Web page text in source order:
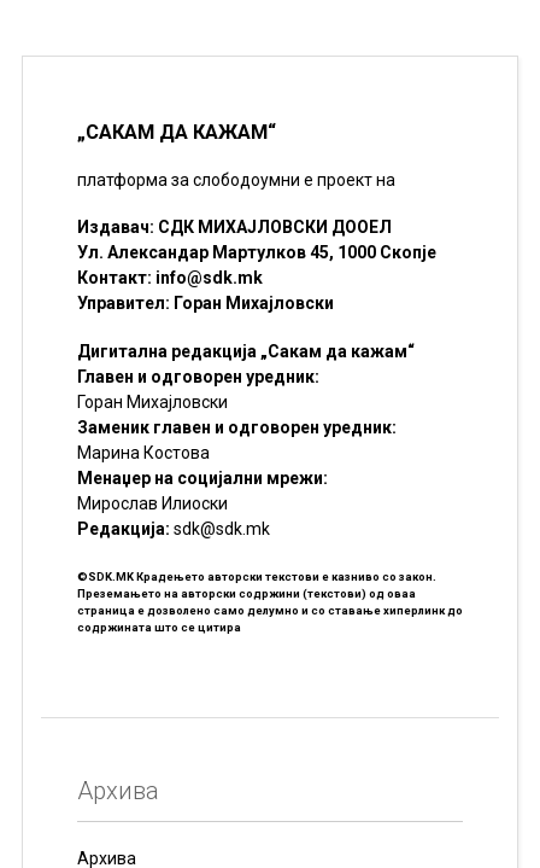
„САКАМ ДА КАЖАМ“
платформа за слободоумни е проект на
Издавач: СДК МИХАЈЛОВСКИ ДООЕЛ
Ул. Александар Мартулков 45, 1000 Скопје
Контакт: info@sdk.mk
Управител: Горан Михајловски
Дигитална редакција „Сакам да кажам“
Главен и одговорен уредник:
Горан Михајловски
Заменик главен и одговорен уредник:
Марина Костова
Менаџер на социјални мрежи:
Мирослав Илиоски
Редакцијa: sdk@sdk.mk
©SDK.MK Крадењето авторски текстови е казниво со закон.
Преземањето на авторски содржини (текстови) од оваа
страница е дозволено само делумно и со ставање хиперлинк до
содржината што се цитира
Архива
Архива